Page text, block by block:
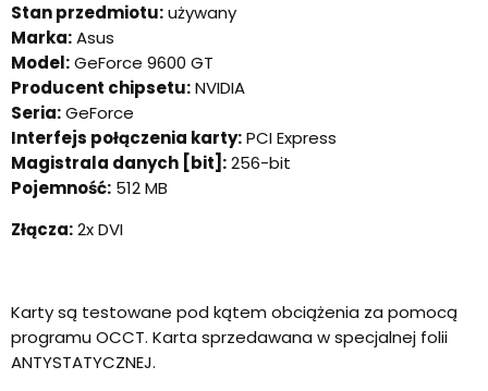
Stan przedmiotu:używany
Marka:Asus
Model:GeForce 9600 GT
Producent chipsetu:NVIDIA
Seria:GeForce
Interfejs połączenia karty:PCI Express
Magistrala danych [bit]:256-bit
Pojemność: 512 MB
Złącza:2x DVI
Karty są testowane pod kątem obciążenia za pomocą
programu OCCT. Karta sprzedawana w specjalnej folii
ANTYSTATYCZNEJ.